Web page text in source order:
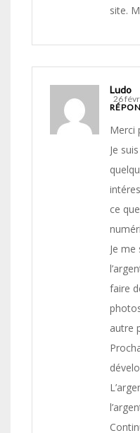
site.
Ludo
26
Merci
Je
ce
Je me
faire
autre